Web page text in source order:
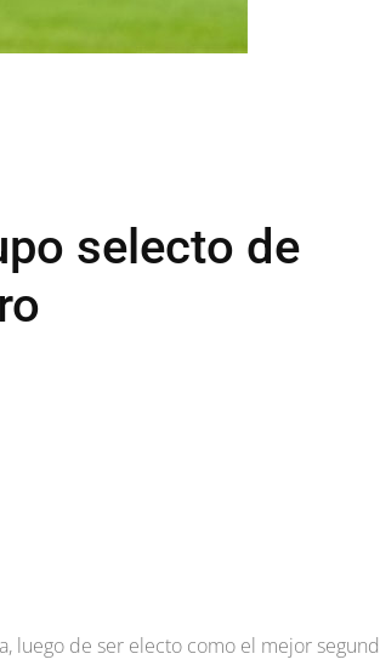
selecto de
luego de ser electo como el mejor